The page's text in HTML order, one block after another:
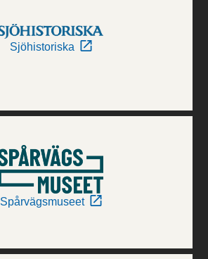
Sjöhistoriska
Spårvägsmuseet